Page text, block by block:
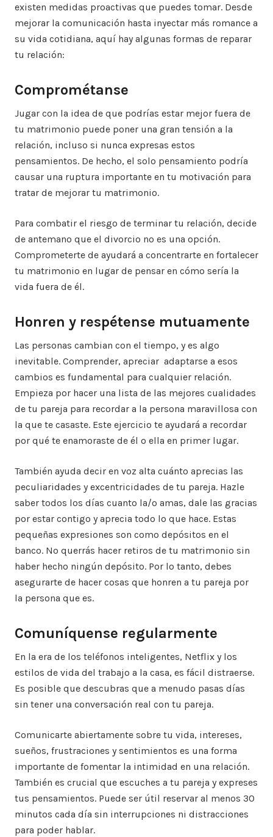
existen medidas proactivas que puedes tomar. Desde
mejorar la comunicación hasta inyectar más romance a
su vida cotidiana, aquí hay algunas formas de reparar
tu relación:
Comprométanse
Jugar con la idea de que podrías estar mejor fuera de
tu matrimonio puede poner una gran tensión a la
relación, incluso si nunca expresas estos
pensamientos. De hecho, el solo pensamiento podría
causar una ruptura importante en tu motivación para
tratar de mejorar tu matrimonio.
Para combatir el riesgo de terminar tu relación, decide
de antemano que el divorcio no es una opción.
Comprometerte de ayudará a concentrarte en fortalecer
tu matrimonio en lugar de pensar en cómo sería la
vida fuera de él.
Honren y respétense mutuamente
Las personas cambian con el tiempo, y es algo
inevitable. Comprender, apreciar adaptarse a esos
cambios es fundamental para cualquier relación.
Empieza por hacer una lista de las mejores cualidades
de tu pareja para recordar a la persona maravillosa con
la que te casaste. Este ejercicio te ayudará a recordar
por qué te enamoraste de él o ella en primer lugar.
También ayuda decir en voz alta cuánto aprecias las
peculiaridades y excentricidades de tu pareja. Hazle
saber todos los días cuanto la/o amas, dale las gracias
por estar contigo y aprecia todo lo que hace. Estas
pequeñas expresiones son como depósitos en el
banco. No querrás hacer retiros de tu matrimonio sin
haber hecho ningún depósito. Por lo tanto, debes
asegurarte de hacer cosas que honren a tu pareja por
la persona que es.
Comuníquense regularmente
En la era de los teléfonos inteligentes, Netflix y los
estilos de vida del trabajo a la casa, es fácil distraerse.
Es posible que descubras que a menudo pasas días
sin tener una conversación real con tu pareja.
Comunicarte abiertamente sobre tu vida, intereses,
sueños, frustraciones y sentimientos es una forma
importante de fomentar la intimidad en una relación.
También es crucial que escuches a tu pareja y expreses
tus pensamientos. Puede ser útil reservar al menos 30
minutos cada día sin interrupciones ni distracciones
para poder hablar.